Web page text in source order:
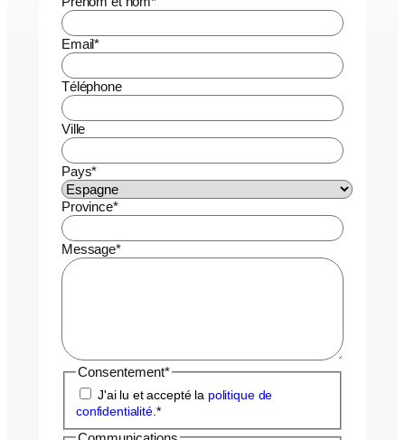
Email*
Téléphone
Ville
Pays*
Province*
Message*
Consentement*
J'ai lu et accepté la politique de
confidentialité. *